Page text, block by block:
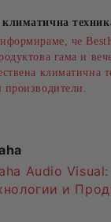
климатична
че
гама и
климатична
производители.
Audio Visual:
и